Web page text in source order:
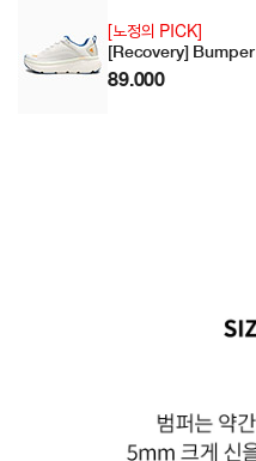
[노정의 PICK]
[Recovery] Bumper
89.000